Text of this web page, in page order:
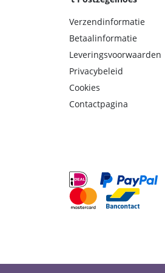
Verzendinformatie
Betaalinformatie
Leveringsvoorwaarden
Privacybeleid
Cookies
Contactpagina